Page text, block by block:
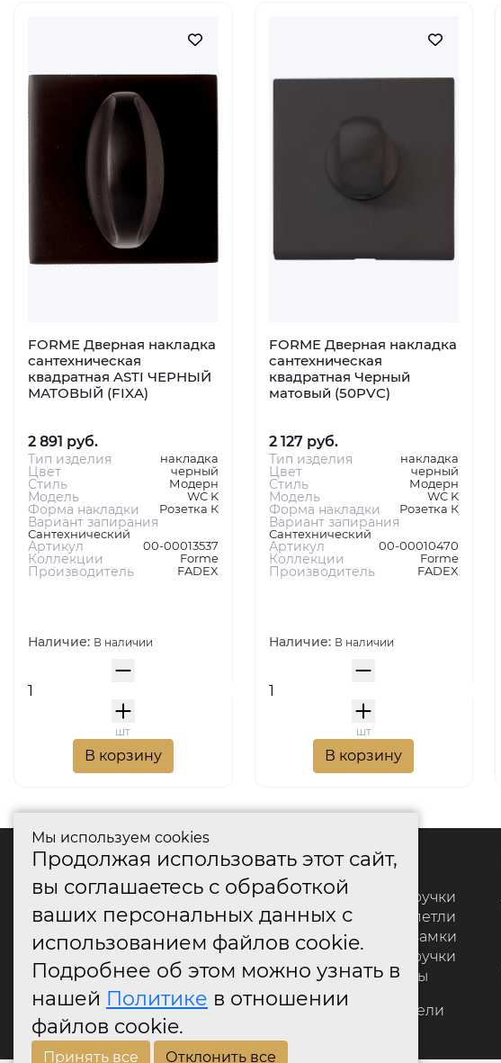
FORME Дверная накладка
сантехническая
квадратная ASTI ЧЕРНЫЙ
МАТОВЫЙ (FIXA)
2 891 руб.
Тип изделия накладка
Цвет черный
Стиль Модерн
Модель WC K
Форма накладки Розетка К
Вариант запирания
Сантехнический
Артикул 00-00013537
Коллекции Forme
Производитель FADEX
Наличие: В наличии
шт
В корзину
FORME Дверная накладка
сантехническая
квадратная Черный
матовый (50PVC)
2 127 руб.
Тип изделия накладка
Цвет черный
Стиль Модерн
Модель WC K
Форма накладки Розетка К
Вариант запирания
Сантехнический
Артикул 00-00010470
Коллекции Forme
Производитель FADEX
Наличие: В наличии
шт
В корзину
каталог
Дверные ручки
Дверные петли
Дверные замки
Оконные ручки
Аксессуары
Дверные
ограничители
Мы используем cookies
Продолжая использовать этот сайт,
вы соглашаетесь с обработкой
ваших персональных данных с
использованием файлов cookie.
Подробнее об этом можно узнать в
нашей Политике в отношении
файлов cookie.
Принять все Отклонить все